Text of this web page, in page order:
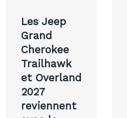
de
l’article
Les Jeep
Grand
Cherokee
Trailhawk
et Overland
2027
reviennent